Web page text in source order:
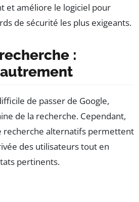
et améliore le logiciel pour
de sécurité les plus exigeants.
:
de passer de Google,
de la recherche. Cependant,
recherche alternatifs permettent
des utilisateurs tout en
pertinents.